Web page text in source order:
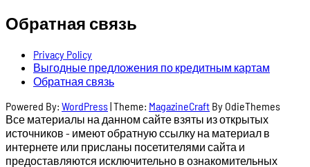
Обратная связь
Privacy Policy
Выгодные предложения по кредитным картам
Обратная связь
Powered By: WordPress|Theme: MagazineCraft By OdieThemes
Все материалы на данном сайте взяты из открытых
источников - имеют обратную ссылку на материал в
интернете или присланы посетителями сайта и
предоставляются исключительно в ознакомительных